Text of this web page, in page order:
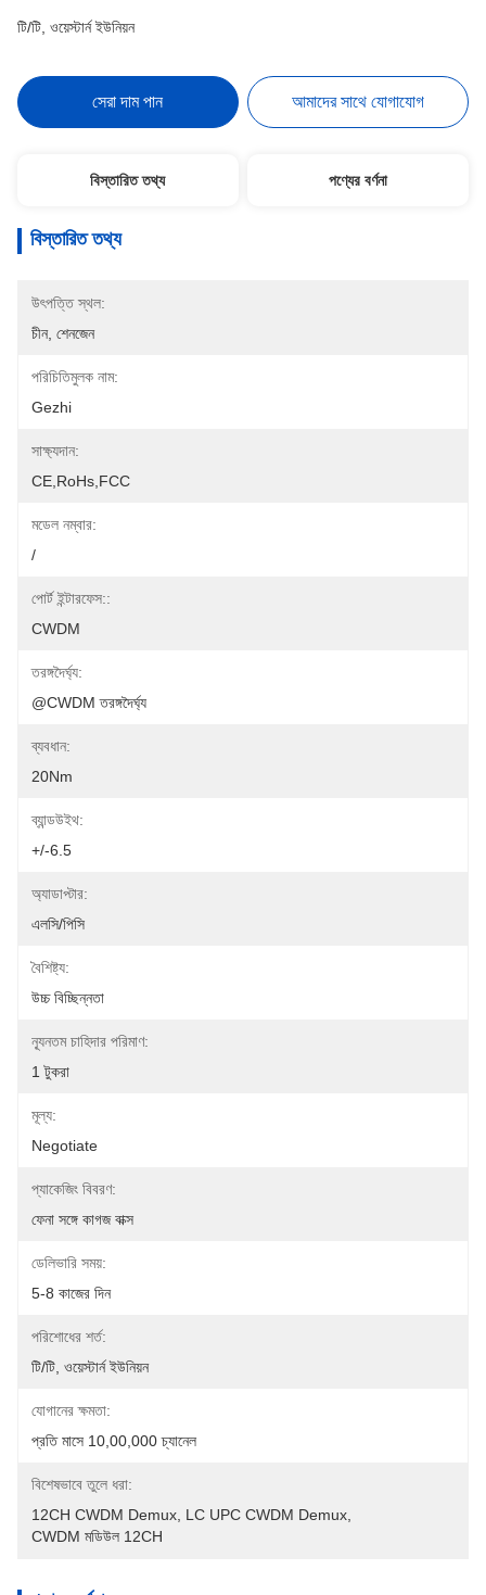
টি/টি, ওয়েস্টার্ন ইউনিয়ন
সেরা দাম পান আমাদের সাথে যোগাযোগ
বিস্তারিত তথ্য পণ্যের বর্ণনা
বিস্তারিত তথ্য
উৎপত্তি স্থল:
চীন, শেনজেন
পরিচিতিমুলক নাম:
Gezhi
সাক্ষ্যদান:
CE,RoHs,FCC
মডেল নম্বার:
/
পোর্ট ইন্টারফেস::
CWDM
তরঙ্গদৈর্ঘ্য:
@CWDM তরঙ্গদৈর্ঘ্য
ব্যবধান:
20Nm
ব্যান্ডউইথ:
+/-6.5
অ্যাডাপ্টার:
এলসি/পিসি
বৈশিষ্ট্য:
উচ্চ বিচ্ছিন্নতা
ন্যূনতম চাহিদার পরিমাণ:
1 টুকরা
মূল্য:
Negotiate
প্যাকেজিং বিবরণ:
ফেনা সঙ্গে কাগজ বাক্স
ডেলিভারি সময়:
5-8 কাজের দিন
পরিশোধের শর্ত:
টি/টি, ওয়েস্টার্ন ইউনিয়ন
যোগানের ক্ষমতা:
প্রতি মাসে 10,00,000 চ্যানেল
বিশেষভাবে তুলে ধরা:
12CH CWDM Demux LC UPC CWDM Demux
CWDM মডিউল 12CH